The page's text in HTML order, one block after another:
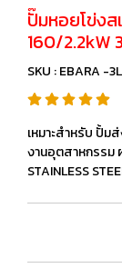
ปั๊มหอยโข่ง
160/2.2kW
SKU : EBARA -
เหมาะสำหรับ ปั้ม
งานอุตสาหกรรม
STAINLESS